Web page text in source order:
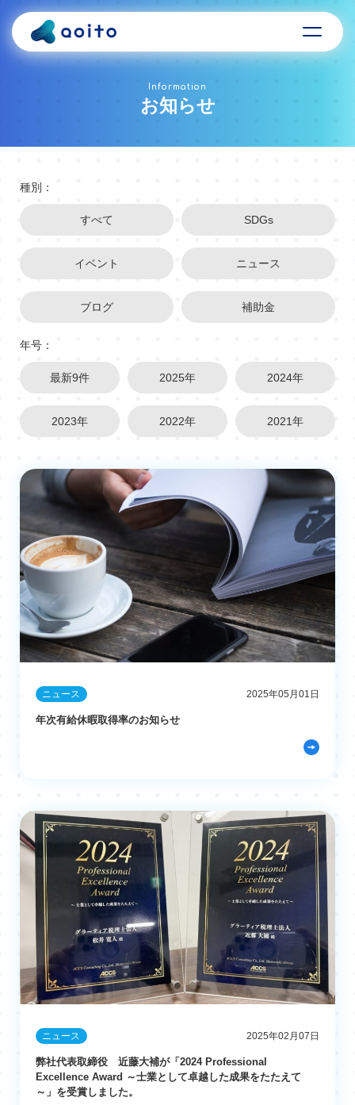
Information
お知らせ
種別：
すべて SDGs
イベント ニュース
ブログ 補助金
年号：
最新9件 2025年 2024年
2023年 2022年 2021年
ニュース 2025年05月01日
年次有給休暇取得率のお知らせ
ニュース 2025年02月07日
弊社代表取締役 近藤大補が「2024 Professional
Excellence Award ～士業として卓越した成果をたたえて
～」を受賞しました。